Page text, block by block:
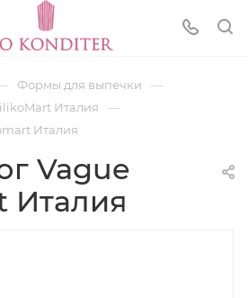
Формы для выпечки —
Италия —
Италия
Vague
Италия